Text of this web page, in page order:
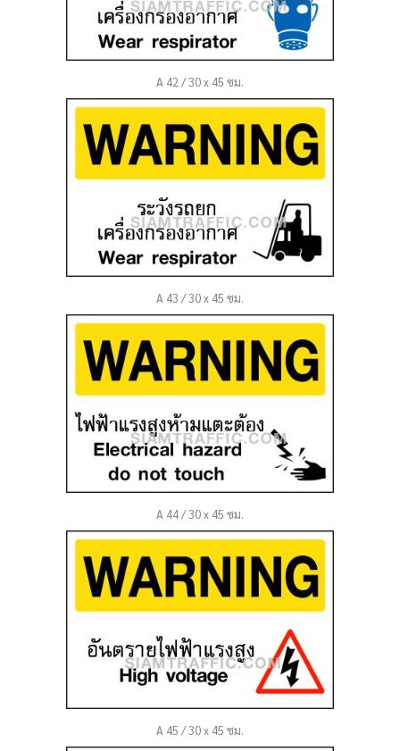
A 42 / 30 x 45 ซม.
A 43 / 30 x 45 ซม.
A 44 / 30 x 45 ซม.
A 45 / 30 x 45 ซม.